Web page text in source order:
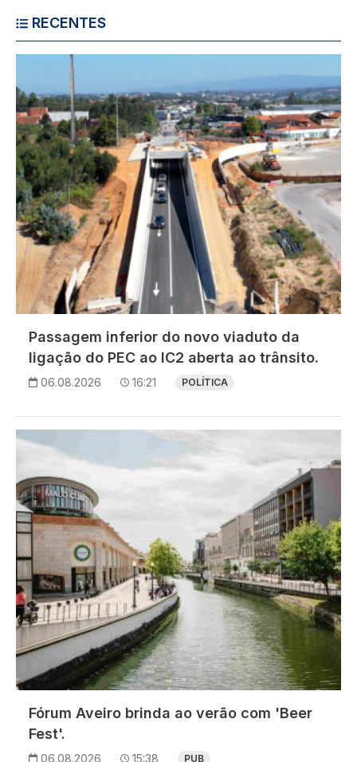
RECENTES
Passagem inferior do novo viaduto da
ligação do PEC ao IC2 aberta ao trânsito.
06.08.2026 16:21 POLÍTICA
Imagem
Fórum Aveiro brinda ao verão com 'Beer
Fest'.
06.08.2026 15:38 PUB